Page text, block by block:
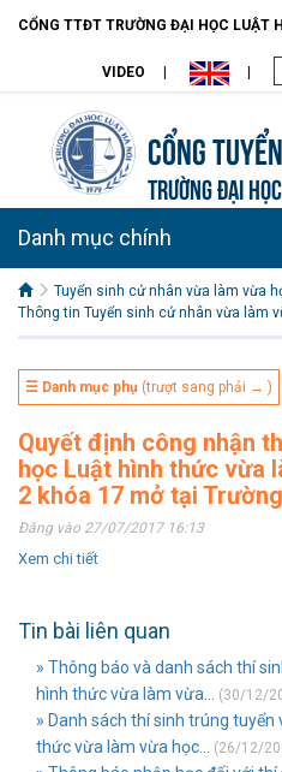
CỔNG TTĐT TRƯỜNG ĐẠI HỌC LUẬT
VIDEO
Cổng
TRƯỜNG ĐẠI
Danh mục chính
Tuyển sinh cử nhân vừa làm vừa
Thông tin Tuyển sinh cử nhân vừa làm
☰ Danh mục phụ (trượt sang phải → )
Quyết định công nhận
học Luật hình thức vừa
2 khóa 17 mở tại
Đăng vào 27/07/2017 16:13
Xem chi tiết
Tin bài liên quan
» Thông báo và danh sách thí
hình thức vừa làm vừa...
(30/12/
» Danh sách thí sinh trúng
thức vừa làm vừa học...
(26/12/